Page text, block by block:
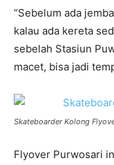
“Sebelum ada
kalau ada kereta
sebelah Stasiun
macet, bisa jadi
Skateboarder Kolong
Flyover Purwosari